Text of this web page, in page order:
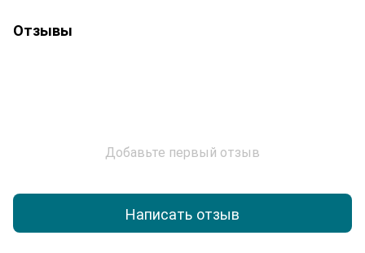
Отзывы
Добавьте первый отзыв
Написать отзыв